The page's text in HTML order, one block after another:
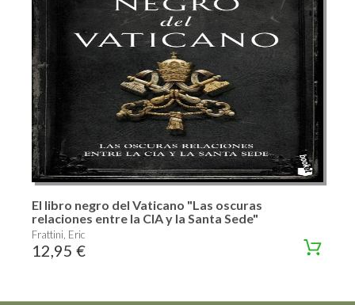
El libro negro del Vaticano "Las oscuras
relaciones entre la CIA y la Santa Sede"
Frattini, Eric
12,95 €